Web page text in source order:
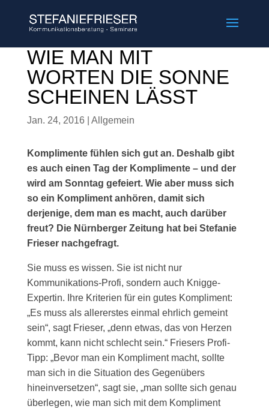
WIE MAN MIT
WORTEN DIE SONNE
SCHEINEN LÄSST
Jan. 24, 2016 Allgemein
Komplimente fühlen sich gut an. Deshalb gibt
es auch einen Tag der Komplimente – und der
wird am Sonntag gefeiert. Wie aber muss sich
so ein Kompliment anhören, damit sich
derjenige, dem man es macht, auch darüber
freut? Die Nürnberger Zeitung hat bei Stefanie
Frieser nachgefragt.
Sie muss es wissen. Sie ist nicht nur
Kommunikations-Profi, sondern auch Knigge-
Expertin. Ihre Kriterien für ein gutes Kompliment:
„Es muss als allererstes einmal ehrlich gemeint
sein“, sagt Frieser, „denn etwas, das von Herzen
kommt, kann nicht schlecht sein.“ Friesers Profi-
Tipp: „Bevor man ein Kompliment macht, sollte
man sich in die Situation des Gegenübers
hineinversetzen“, sagt sie, „man sollte sich genau
überlegen, wie man sich mit dem Kompliment